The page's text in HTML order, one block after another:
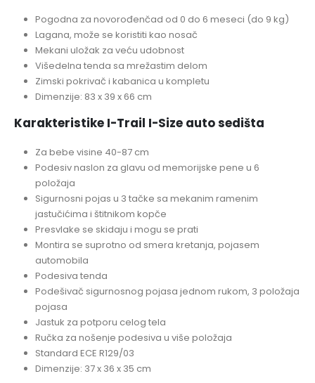
Pogodna za novorođenčad od 0 do 6 meseci (do 9 kg)
Lagana, može se koristiti kao nosač
Mekani uložak za veću udobnost
Višedelna tenda sa mrežastim delom
Zimski pokrivač i kabanica u kompletu
Dimenzije: 83 x 39 x 66 cm
Karakteristike I-Trail I-Size auto sedišta
Za bebe visine 40-87 cm
Podesiv naslon za glavu od memorijske pene u 6
položaja
Sigurnosni pojas u 3 tačke sa mekanim ramenim
jastučićima i štitnikom kopče
Presvlake se skidaju i mogu se prati
Montira se suprotno od smera kretanja, pojasem
automobila
Podesiva tenda
Podešivač sigurnosnog pojasa jednom rukom, 3 položaja
pojasa
Jastuk za potporu celog tela
Ručka za nošenje podesiva u više položaja
Standard ECE R129/03
Dimenzije: 37 x 36 x 35 cm